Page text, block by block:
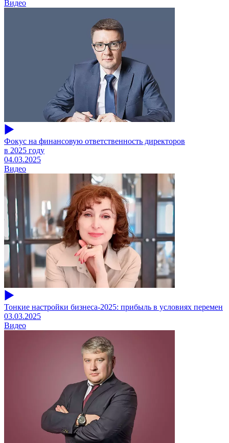
Видео
Фокус на финансовую ответственность директоров
в 2025 году
04.03.2025
Видео
Тонкие настройки бизнеса-2025: прибыль в условиях перемен
03.03.2025
Видео